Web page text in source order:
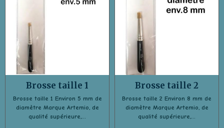
Brosse taille 1
Brosse taille 1 Environ 5 mm de
diamètre Marque Artemio, de
qualité supérieure,...
Brosse taille 2
Brosse taille 2 Environ 8 mm de
diamètre Marque Artemio, de
qualité supérieure,...